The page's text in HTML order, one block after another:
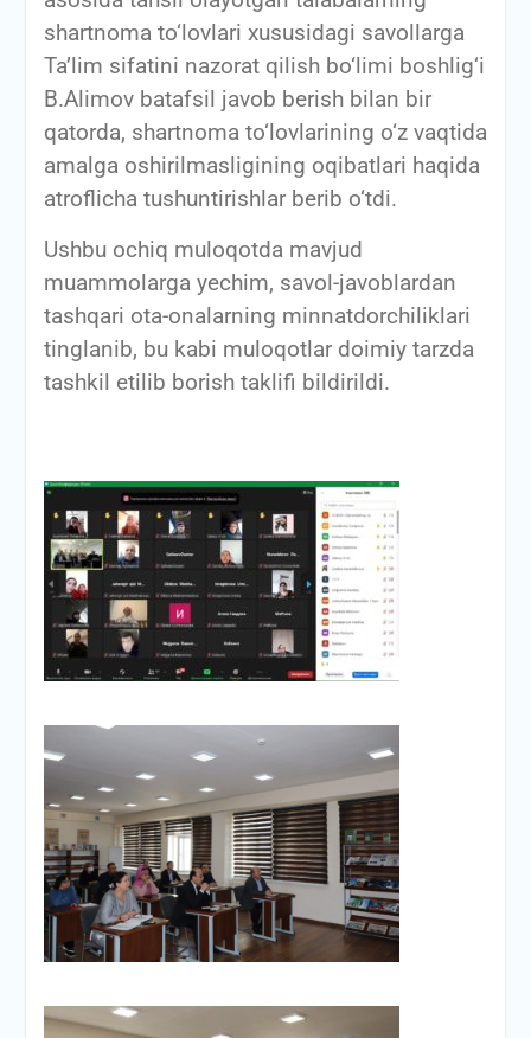
shartnoma to‘lovlari xususidagi savollarga
Ta’lim sifatini nazorat qilish bo‘limi boshlig‘i
B.Alimov batafsil javob berish bilan bir
qatorda, shartnoma to‘lovlarining o‘z vaqtida
amalga oshirilmasligining oqibatlari haqida
atroflicha tushuntirishlar berib o‘tdi.
Ushbu ochiq muloqotda mavjud
muammolarga yechim, savol-javoblardan
tashqari ota-onalarning minnatdorchiliklari
tinglanib, bu kabi muloqotlar doimiy tarzda
tashkil etilib borish taklifi bildirildi.